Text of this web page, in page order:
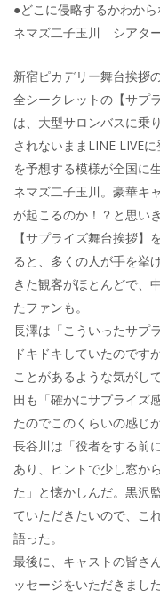
●どこに侵略するかわか
ネマズ二子玉川 シアタ
新宿ピカデリー舞台挨拶
全シークレットの【サプ
は、大型サロンバスに乗
されないままLINE LIVE
を予想する模様が全国に
ネマズ二子玉川。豪華キ
が起こるのか！？と思い
【サプライズ舞台挨拶
ると、多くの人が手を挙
きた観客がほとんどで、
たファンも。
長澤は「こういったサプ
ドキドキしていたのです
ことがあるような気がし
田も「確かにサプライズ
たのでこのくらいの感じ
長谷川は「役者をする前
あり、ヒントで少し窓か
た」と懐かしんだ。黒沢
ていただきたいので、こ
語った。
最後に、キャストの皆さ
ッセージをいただきました